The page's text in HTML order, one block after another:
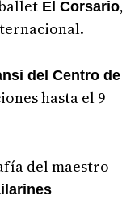
El Corsario,
del Centro de
hasta el 9
del maestro